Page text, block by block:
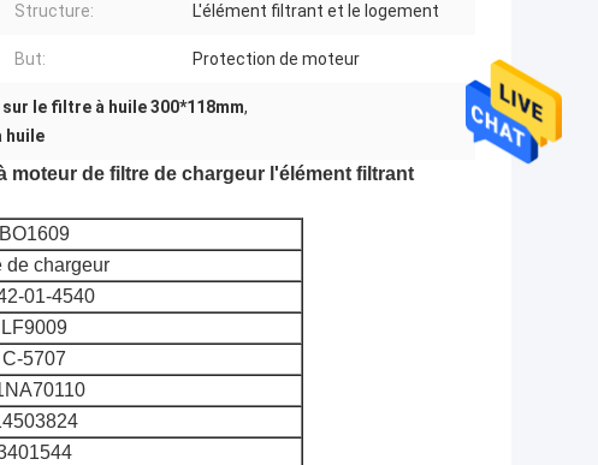
Structure: L'élément filtrant et le logement
But: Protection de moteur
le filtre à huile 300*118mm,
huile
moteur de filtre de chargeur l'élément filtrant
BO1609
de chargeur
01-4540
LF9009
C-5707